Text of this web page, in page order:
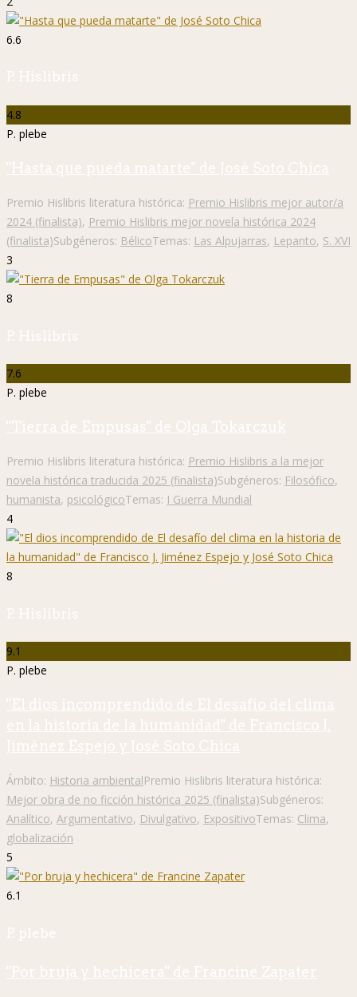
6.6
P. Hislibris
4.8
P. plebe
"Hasta que pueda matarte" de José Soto Chica
Premio Hislibris literatura histórica: Premio Hislibris mejor autor/a
2024 (finalista), Premio Hislibris mejor novela histórica 2024
(finalista)Subgéneros: BélicoTemas: Las Alpujarras, Lepanto, S. XVI
3
8
P. Hislibris
7.6
P. plebe
"Tierra de Empusas" de Olga Tokarczuk
Premio Hislibris literatura histórica: Premio Hislibris a la mejor
novela histórica traducida 2025 (finalista)Subgéneros: Filosófico,
humanista, psicológicoTemas: I Guerra Mundial
4
8
P. Hislibris
9.1
P. plebe
"El dios incomprendido de El desafío del clima
en la historia de la humanidad" de Francisco J.
Jiménez Espejo y José Soto Chica
Ámbito: Historia ambientalPremio Hislibris literatura histórica:
Mejor obra de no ficción histórica 2025 (finalista)Subgéneros:
Analítico, Argumentativo, Divulgativo, ExpositivoTemas: Clima,
globalización
5
6.1
P. plebe
"Por bruja y hechicera" de Francine Zapater